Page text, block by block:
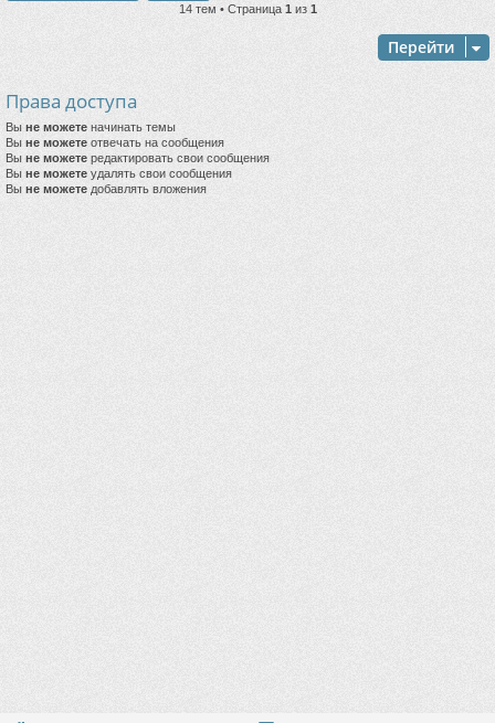
14 тем • Страница 1 из 1
Перейти
Права доступа
Вы не можете начинать темы
Вы не можете отвечать на сообщения
Вы не можете редактировать свои сообщения
Вы не можете удалять свои сообщения
Вы не можете добавлять вложения